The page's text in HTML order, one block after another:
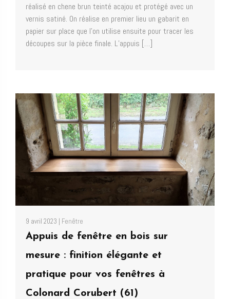
réalisé en chene brun teinté acajou et protégé avec un
vernis satiné. On réalise en premier lieu un gabarit en
papier sur place que l’on utilise ensuite pour tracer les
découpes sur la pièce finale. L’appuis […]
9 avril 2023 | Fenêtre
Appuis de fenêtre en bois sur
mesure : finition élégante et
pratique pour vos fenêtres à
Colonard Corubert (61)